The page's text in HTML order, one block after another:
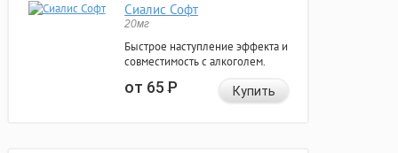
Сиалис Софт
20мг
Быстрое наступление эффекта и
совместимость с алкоголем.
от 65Р Купить